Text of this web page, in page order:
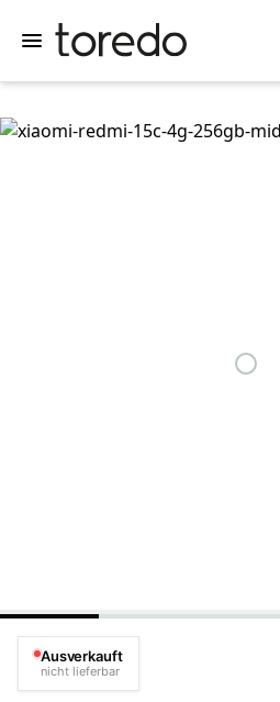
Ausverkauft
nicht lieferbar